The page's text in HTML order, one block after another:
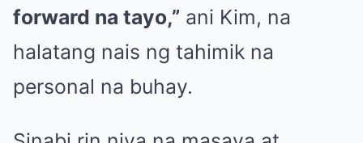
forward na tayo,” ani Kim, na
halatang nais ng tahimik na
personal na buhay.